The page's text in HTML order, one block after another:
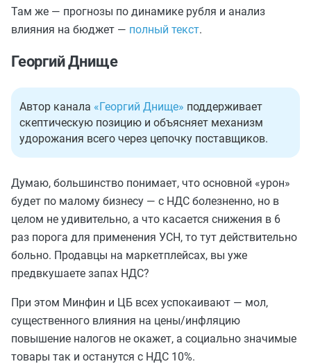
Там же — прогнозы по динамике рубля и анализ
влияния на бюджет — полный текст.
Георгий Днище
Автор канала «Георгий Днище» поддерживает
скептическую позицию и объясняет механизм
удорожания всего через цепочку поставщиков.
Думаю, большинство понимает, что основной «урон»
будет по малому бизнесу — с НДС болезненно, но в
целом не удивительно, а что касается снижения в 6
раз порога для применения УСН, то тут действительно
больно. Продавцы на маркетплейсах, вы уже
предвкушаете запах НДС?
При этом Минфин и ЦБ всех успокаивают — мол,
существенного влияния на цены/инфляцию
повышение налогов не окажет, а социально значимые
товары так и останутся с НДС 10%.